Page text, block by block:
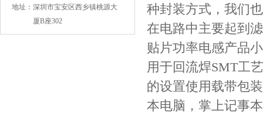
地址： 深圳市宝安区西乡镇桃源大
厦B座302
种封装方式，我们
在电路中主要起到
贴片功率电感产品
用于回流焊SMT工
的设置使用载带包
本电脑，掌上记事